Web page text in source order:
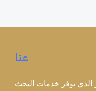
عنا
الذي يوفر خدمات البحث